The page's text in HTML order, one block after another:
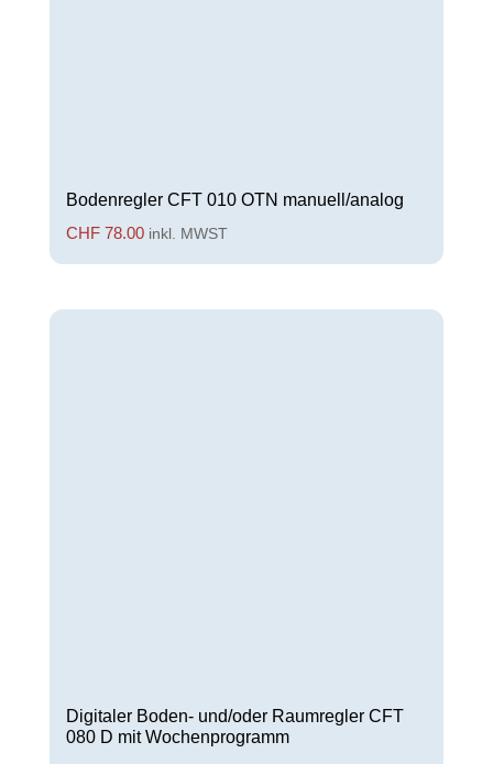
Bodenregler CFT 010 OTN manuell/analog
CHF 78.00 inkl. MWST
Digitaler Boden- und/oder Raumregler CFT
080 D mit Wochenprogramm